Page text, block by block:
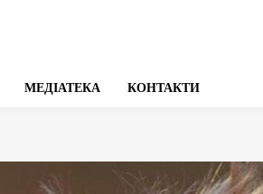
МЕДІАТЕКА КОНТАКТИ